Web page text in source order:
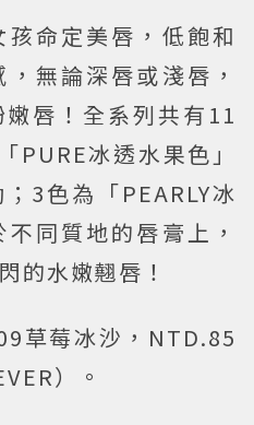
命定美唇，低飽和
無論深唇或淺唇，
唇！全系列共有11
PURE冰透水果色」
3色為「PEARLY冰
同質地的唇膏上，
的水嫩翹唇！
草莓冰沙，NTD.85
）。